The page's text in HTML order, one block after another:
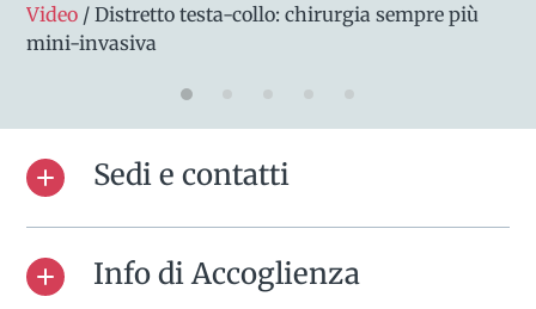
Video / Distretto testa-collo: chirurgia sempre più
mini-invasiva
Sedi e contatti
Info di Accoglienza